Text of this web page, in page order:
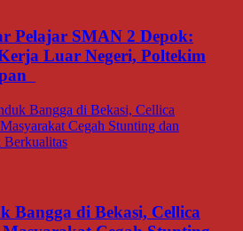
Pelajar SMAN 2 Depok:
Luar Negeri, Poltekim
Bangga di Bekasi, Cellica